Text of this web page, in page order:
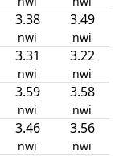
3.38
nwi
3.49
nwi
3.31
nwi
3.22
nwi
3.59
nwi
3.58
nwi
3.46
nwi
3.56
nwi